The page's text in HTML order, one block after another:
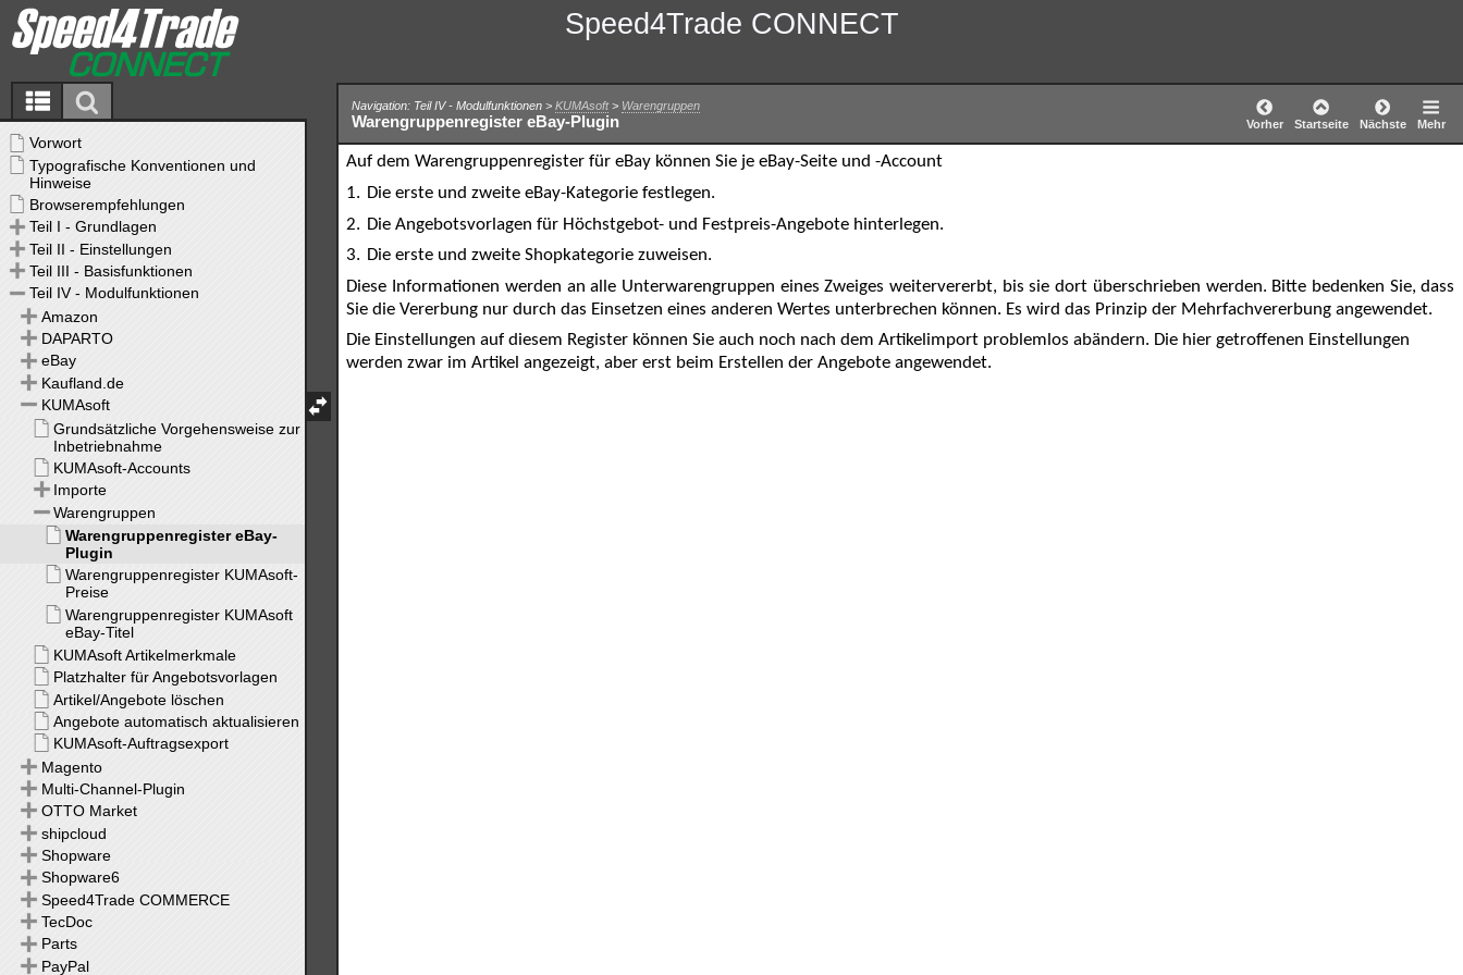
Speed4Trade CONNECT
Navigation: Teil IV - Modulfunktionen >KUMAsoft> Warengruppen
Warengruppenregister eBay-Plugin Vorher Startseite Nächste Mehr
Auf dem Warengruppenregister für eBay können Sie je eBay-Seite und -Account
1. Die erste und zweite eBay-Kategorie festlegen.
2. Die Angebotsvorlagen für Höchstgebot- und Festpreis-Angebote hinterlegen.
3. Die erste und zweite Shopkategorie zuweisen.
Diese Informationen werden an alle Unterwarengruppen eines Zweiges weitervererbt, bis sie dort überschrieben werden. Bitte bedenken Sie, dass
Sie die Vererbung nur durch das Einsetzen eines anderen Wertes unterbrechen können. Es wird das Prinzip der Mehrfachvererbung angewendet.
Die Einstellungen auf diesem Register können Sie auch noch nach dem Artikelimport problemlos abändern. Die hier getroffenen Einstellungen
werden zwar im Artikel angezeigt, aber erst beim Erstellen der Angebote angewendet.